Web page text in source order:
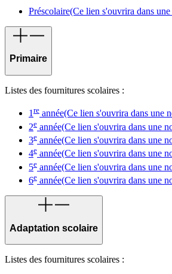
Préscolaire(Ce lien s'ouvrira dans
Primaire
Listes des fournitures scolaires :
1 re année(Ce lien s'ouvrira dans une
2e année(Ce lien s'ouvrira dans une
3e année(Ce lien s'ouvrira dans une
4e année(Ce lien s'ouvrira dans une
5e année(Ce lien s'ouvrira dans une
6e année(Ce lien s'ouvrira dans une
Adaptation scolaire
Listes des fournitures scolaires :